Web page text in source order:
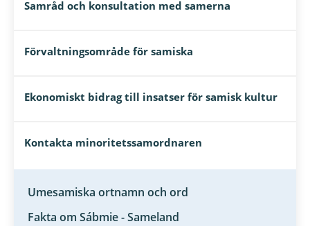
Samråd och konsultation med samerna
Förvaltningsområde för samiska
Ekonomiskt bidrag till insatser för samisk kultur
Kontakta minoritetssamordnaren
Umesamiska ortnamn och ord
Fakta om Sábmie - Sameland